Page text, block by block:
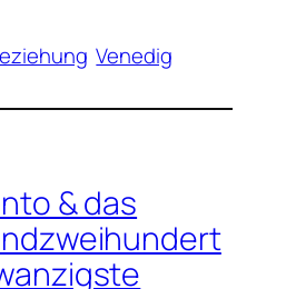
Venedig
& das